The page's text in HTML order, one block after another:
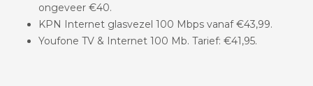
ongeveer €40.
KPN Internet glasvezel 100 Mbps vanaf €43,99.
Youfone TV & Internet 100 Mb. Tarief: €41,95.